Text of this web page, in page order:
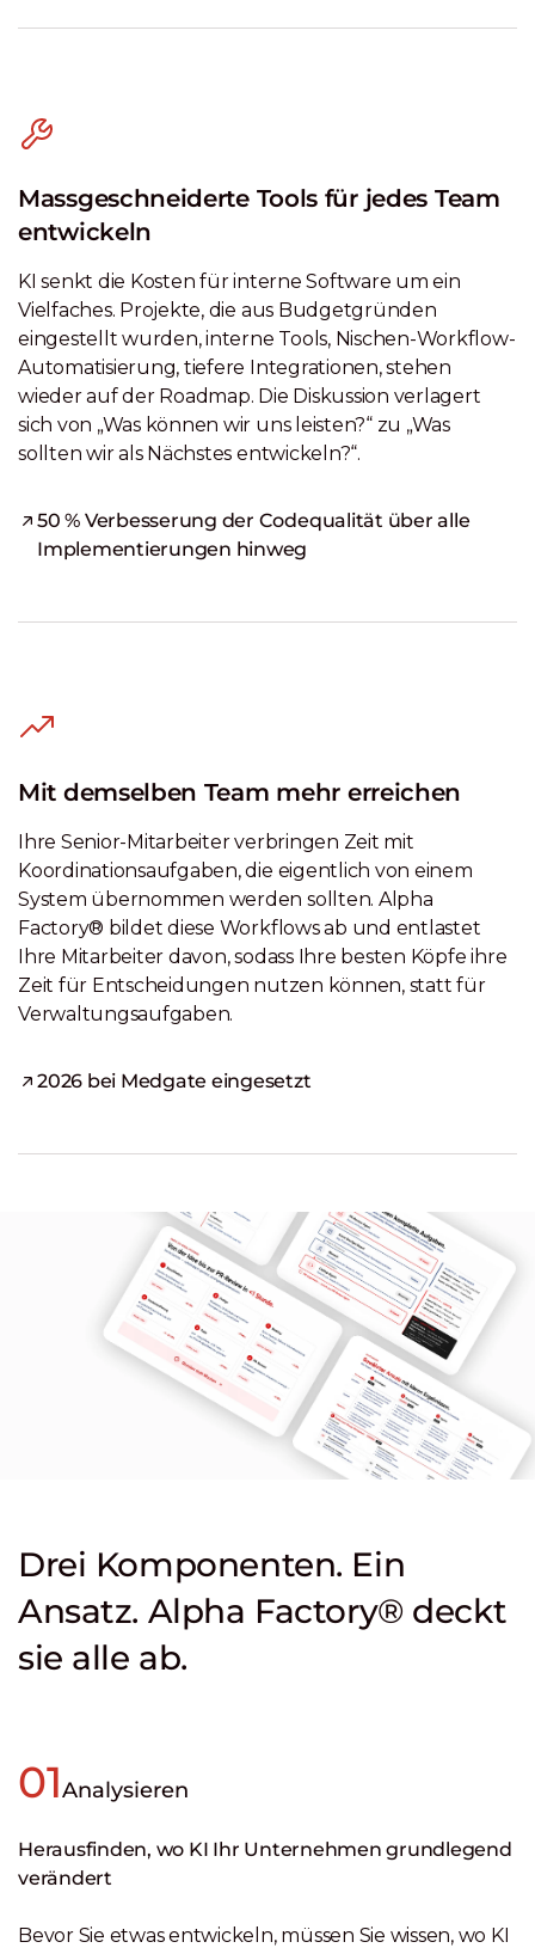
Massgeschneiderte Tools für jedes Team
entwickeln
KI senkt die Kosten für interne Software um ein
Vielfaches. Projekte, die aus Budgetgründen
eingestellt wurden, interne Tools, Nischen-Workflow-
Automatisierung, tiefere Integrationen, stehen
wieder auf der Roadmap. Die Diskussion verlagert
sich von „Was können wir uns leisten?“ zu „Was
sollten wir als Nächstes entwickeln?“.
50 % Verbesserung der Codequalität über alle
Implementierungen hinweg
Mit demselben Team mehr erreichen
Ihre Senior-Mitarbeiter verbringen Zeit mit
Koordinationsaufgaben, die eigentlich von einem
System übernommen werden sollten. Alpha
Factory® bildet diese Workflows ab und entlastet
Ihre Mitarbeiter davon, sodass Ihre besten Köpfe ihre
Zeit für Entscheidungen nutzen können, statt für
Verwaltungsaufgaben.
2026 bei Medgate eingesetzt
Drei Komponenten. Ein
Ansatz. Alpha Factory® deckt
sie alle ab.
01Analysieren
Herausfinden, wo KI Ihr Unternehmen grundlegend
verändert
Bevor Sie etwas entwickeln, müssen Sie wissen, wo KI